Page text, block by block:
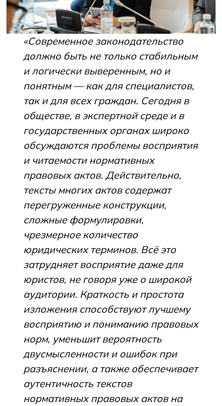
«Современное законодательство
должно быть не только стабильным
и логически выверенным, но и
понятным — как для специалистов,
так и для всех граждан. Сегодня в
обществе, в экспертной среде и в
государственных органах широко
обсуждаются проблемы восприятия
и читаемости нормативных
правовых актов. Действительно,
тексты многих актов содержат
перегруженные конструкции,
сложные формулировки,
чрезмерное количество
юридических терминов. Всё это
затрудняет восприятие даже для
юристов, не говоря уже о широкой
аудитории. Краткость и простота
изложения способствуют лучшему
восприятию и пониманию правовых
норм, уменьшит вероятность
двусмысленности и ошибок при
разъяснении, а также обеспечивает
аутентичность текстов
нормативных правовых актов на